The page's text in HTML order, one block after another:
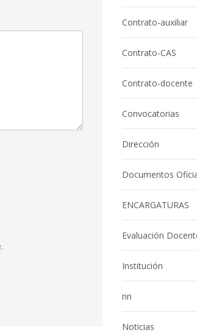
Contrato-auxiliar
Contrato-CAS
Contrato-docente
Convocatorias
Dirección
Documentos
ENCARGATURAS
Evaluación
Institución
nn
Noticias